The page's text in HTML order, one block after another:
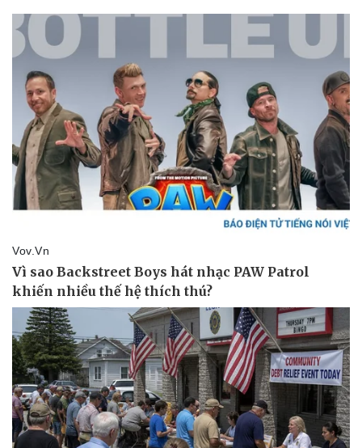
Pháp luật
Quân sự - Quốc phòng